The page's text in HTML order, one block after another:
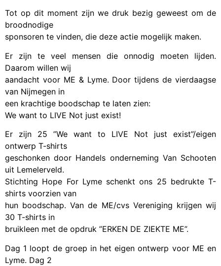
Tot op dit moment zijn we druk bezig geweest om de
broodnodige
sponsoren te vinden, die deze actie mogelijk maken.
Er zijn te veel mensen die onnodig moeten lijden.
Daarom willen wij
aandacht voor ME & Lyme. Door tijdens de vierdaagse
van Nijmegen in
een krachtige boodschap te laten zien:
We want to LIVE Not just exist!
Er zijn 25 ”We want to LIVE Not just exist”/eigen
ontwerp T-shirts
geschonken door Handels onderneming Van Schooten
uit Lemelerveld.
Stichting Hope For Lyme schenkt ons 25 bedrukte T-
shirts voorzien van
hun boodschap. Van de ME/cvs Vereniging krijgen wij
30 T-shirts in
bruikleen met de opdruk ”ERKEN DE ZIEKTE ME”.
Dag 1 loopt de groep in het eigen ontwerp voor ME en
Lyme. Dag 2